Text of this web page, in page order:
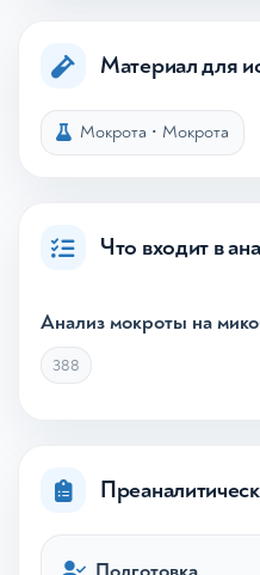
Материал для
Мокрота • Мокрота
Что входит в
Анализ мокроты на
388